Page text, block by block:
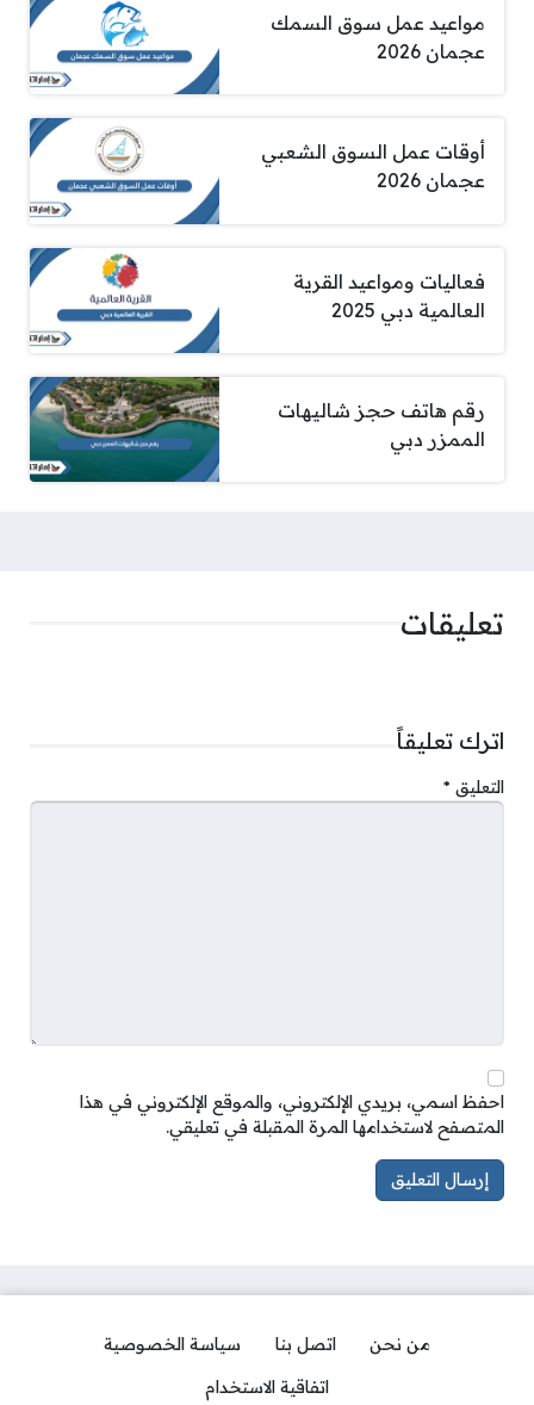
مواعيد عمل سوق السمك
عجمان 2026
أوقات عمل السوق الشعبي
عجمان 2026
فعاليات ومواعيد القرية
العالمية دبي 2025
رقم هاتف حجز شاليهات
الممزر دبي
تعليقات
اترك تعليقاً
التعليق *
احفظ اسمي، بريدي الإلكتروني، والموقع الإلكتروني في هذا
المتصفح لاستخدامها المرة المقبلة في تعليقي.
من نحن اتصل بنا
سياسة الخصوصية
اتفاقية الاستخدام